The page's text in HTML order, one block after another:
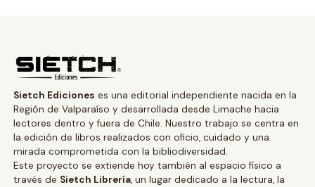
Sietch Ediciones es una editorial independiente nacida en la
Región de Valparaíso y desarrollada desde Limache hacia
lectores dentro y fuera de Chile. Nuestro trabajo se centra en
la edición de libros realizados con oficio, cuidado y una
mirada comprometida con la bibliodiversidad.
Este proyecto se extiende hoy también al espacio físico a
través de Sietch Librería, un lugar dedicado a la lectura, la